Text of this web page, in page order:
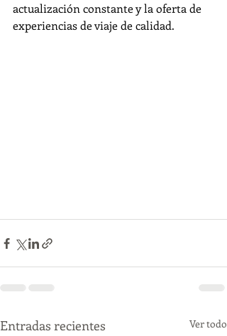
actualización constante y la oferta de
experiencias de viaje de calidad.
Entradas recientes Ver todo